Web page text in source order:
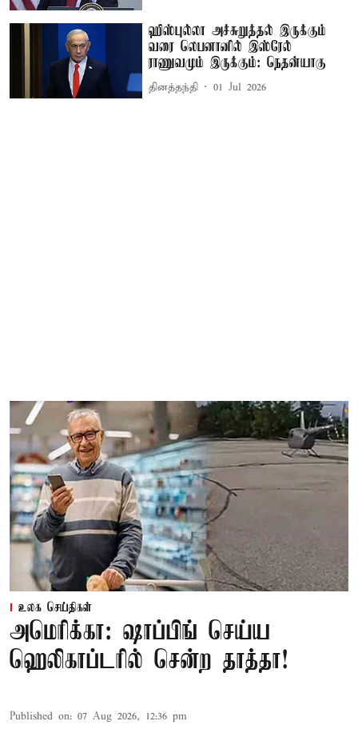
ஹிஸ்புல்லா அச்சுறுத்தல் இருக்கும்
வரை லெபனானில் இஸ்ரேல்
ராணுவமும் இருக்கும்: நெதன்யாகு
தினத்தந்தி 01 Jul 2026
உலக செய்திகள்
அமெரிக்கா: ஷாப்பிங் செய்ய
ஹெலிகாப்டரில் சென்ற தாத்தா!
Published on: 07 Aug 2026, 12:36 pm